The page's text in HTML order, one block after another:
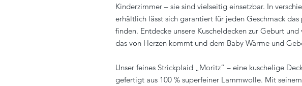
Kinderzimmer – sie sind vielseitig einsetzbar. In
erhältlich lässt sich garantiert für jeden Geschmack
finden. Entdecke unsere Kuscheldecken zur Geburt und
das von Herzen kommt und dem Baby Wärme und
Unser feines Strickplaid „Moritz“ – eine kuschelige
gefertigt aus 100 % superfeiner Lammwolle. Mit